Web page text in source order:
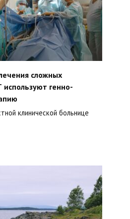
сложных
генно-
клинической больнице